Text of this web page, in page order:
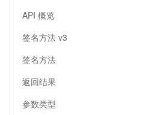
API 概览
签名方法 v3
签名方法
返回结果
参数类型